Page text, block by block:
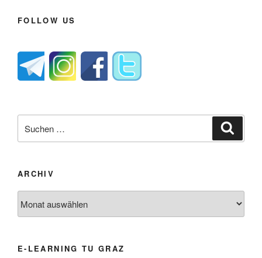
FOLLOW US
nach:
ARCHIV
E-LEARNING TU GRAZ